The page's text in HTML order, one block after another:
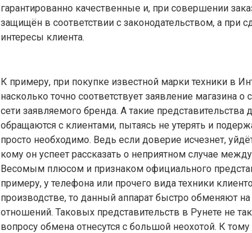
гарантированно качественные и, при совершении
защищён в соответствии с законодательством, а при
интересы клиента.
К примеру, при покупке известной марки техники в
насколько точно соответствует заявление магазина
сети заявляемого бренда. А такие представительства
обращаются с клиентами, пытаясь не утерять и
просто необходимо. Ведь если доверие исчезнет,
кому он успеет рассказать о неприятном случае
Весомым плюсом и признаком официального
примеру, у телефона или прочего вида техники
производстве, то данный аппарат быстро обменяют
отношений. Таковых представительств в Рунете не
вопросу обмена отнесутся с большой неохотой. К